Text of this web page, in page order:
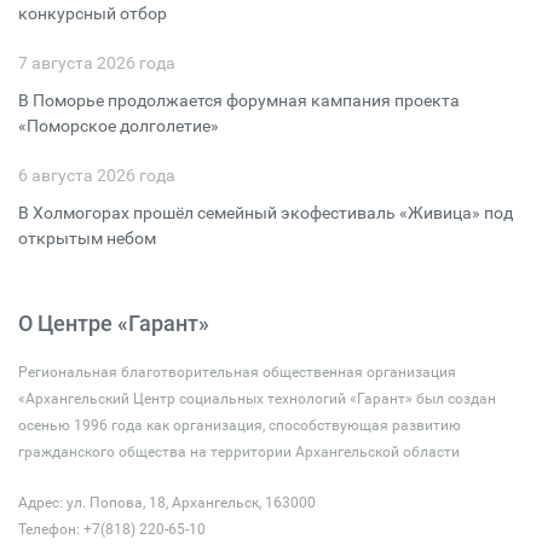
конкурсный отбор
7 августа 2026 года
В Поморье продолжается форумная кампания проекта
«Поморское долголетие»
6 августа 2026 года
В Холмогорах прошёл семейный экофестиваль «Живица» под
открытым небом
О Центре «Гарант»
Региональная благотворительная общественная организация
«Архангельский Центр социальных технологий «Гарант» был создан
осенью 1996 года как организация, способствующая развитию
гражданского общества на территории Архангельской области
Адрес: ул. Попова, 18, Архангельск, 163000
Телефон: +7(818) 220-65-10